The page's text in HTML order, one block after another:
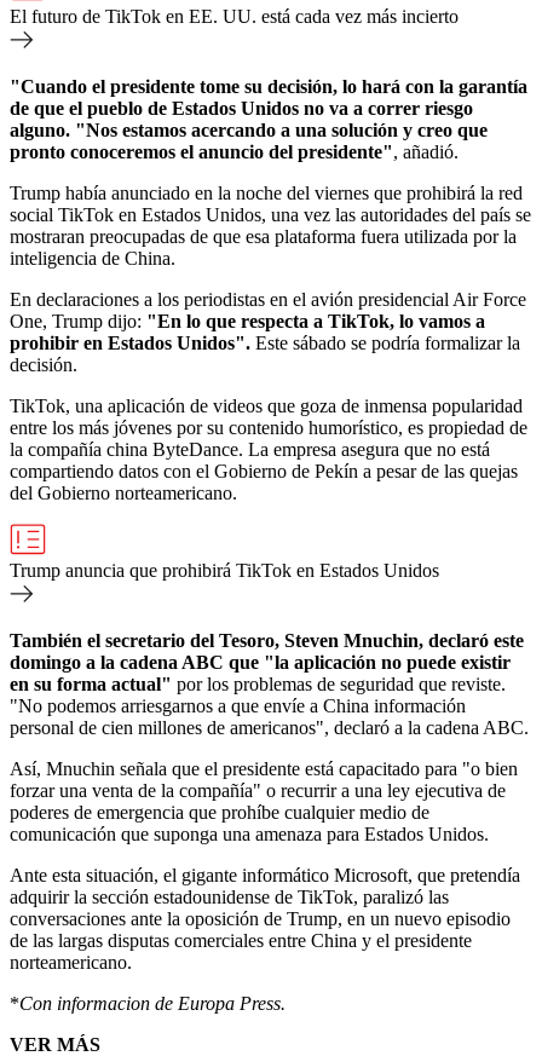
El futuro de TikTok en EE. UU. está cada vez más incierto
"Cuando el presidente tome su decisión, lo hará con la garantía
de que el pueblo de Estados Unidos no va a correr riesgo
alguno. "Nos estamos acercando a una solución y creo que
pronto conoceremos el anuncio del presidente", añadió.
Trump había anunciado en la noche del viernes que prohibirá la red
social TikTok en Estados Unidos, una vez las autoridades del país se
mostraran preocupadas de que esa plataforma fuera utilizada por la
inteligencia de China.
En declaraciones a los periodistas en el avión presidencial Air Force
One, Trump dijo: "En lo que respecta a TikTok, lo vamos a
prohibir en Estados Unidos". Este sábado se podría formalizar la
decisión.
TikTok, una aplicación de videos que goza de inmensa popularidad
entre los más jóvenes por su contenido humorístico, es propiedad de
la compañía china ByteDance. La empresa asegura que no está
compartiendo datos con el Gobierno de Pekín a pesar de las quejas
del Gobierno norteamericano.
Trump anuncia que prohibirá TikTok en Estados Unidos
También el secretario del Tesoro, Steven Mnuchin, declaró este
domingo a la cadena ABC que "la aplicación no puede existir
en su forma actual" por los problemas de seguridad que reviste.
"No podemos arriesgarnos a que envíe a China información
personal de cien millones de americanos", declaró a la cadena ABC.
Así, Mnuchin señala que el presidente está capacitado para "o bien
forzar una venta de la compañía" o recurrir a una ley ejecutiva de
poderes de emergencia que prohíbe cualquier medio de
comunicación que suponga una amenaza para Estados Unidos.
Ante esta situación, el gigante informático Microsoft, que pretendía
adquirir la sección estadounidense de TikTok, paralizó las
conversaciones ante la oposición de Trump, en un nuevo episodio
de las largas disputas comerciales entre China y el presidente
norteamericano.
*Con informacion de Europa Press.
VER MÁS